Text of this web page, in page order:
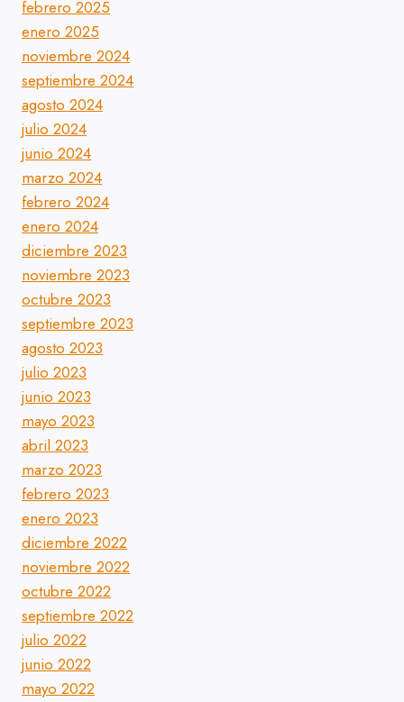
febrero 2025
enero 2025
noviembre 2024
septiembre 2024
agosto 2024
julio 2024
junio 2024
marzo 2024
febrero 2024
enero 2024
diciembre 2023
noviembre 2023
octubre 2023
septiembre 2023
agosto 2023
julio 2023
junio 2023
mayo 2023
abril 2023
marzo 2023
febrero 2023
enero 2023
diciembre 2022
noviembre 2022
octubre 2022
septiembre 2022
julio 2022
junio 2022
mayo 2022